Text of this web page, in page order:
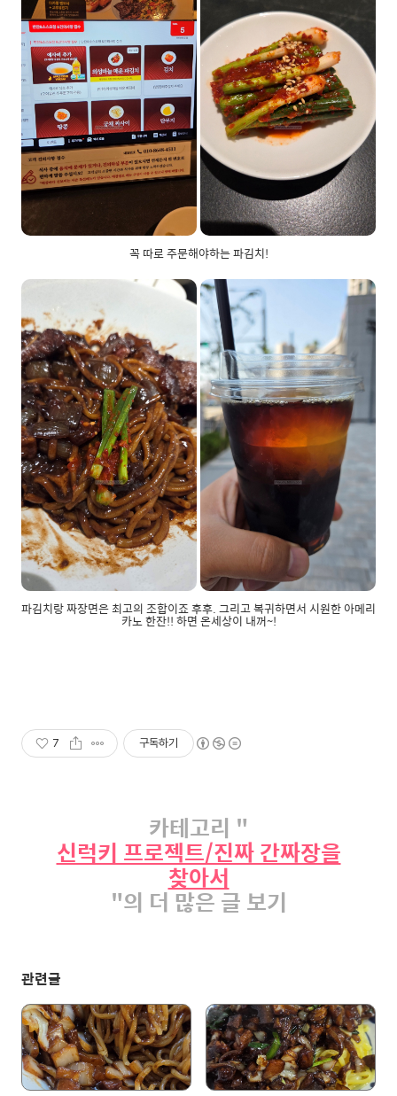
꼭 따로 주문해야하는 파김치!
파김치랑 짜장면은 최고의 조합이죠 후후. 그리고 복귀하면서 시원한 아메리
카노 한잔!! 하면 온세상이 내꺼~!
7 구독하기
카테고리 "
신럭키 프로젝트/진짜 간짜장을
찾아서
"의 더 많은 글 보기
관련글